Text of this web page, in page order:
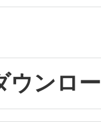
ウンロ